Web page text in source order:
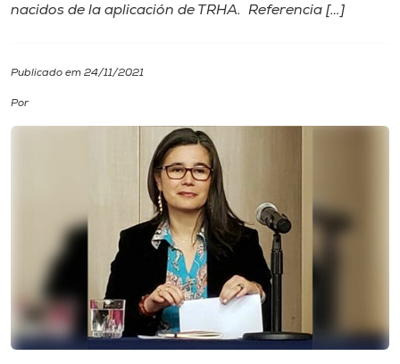
Cultura
CPA
Biblioteca
Museu
Unoesc
nacidos de la aplicación de TRHA. Referencia […]
Publicado em 24/11/2021
Por